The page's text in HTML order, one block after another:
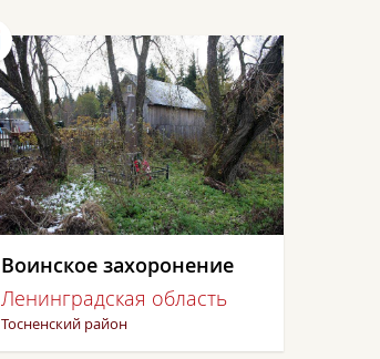
Воинское захоронение
Ленинградская область
Тосненский район